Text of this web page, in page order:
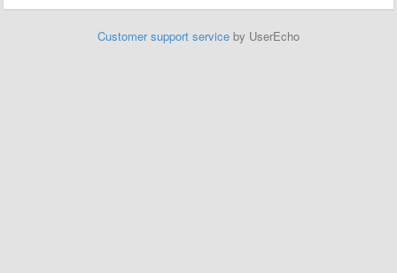
Customer support service by UserEcho